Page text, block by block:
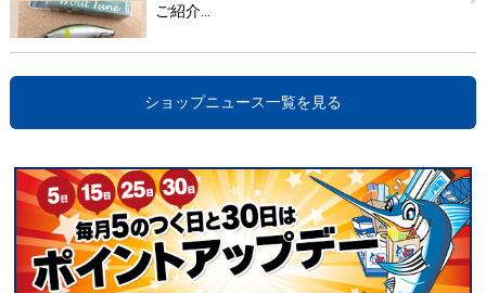
ご紹介…
ショップニュース一覧を見る